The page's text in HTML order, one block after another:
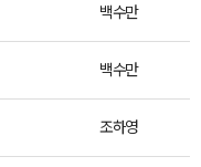
백수만
백수만
조하영